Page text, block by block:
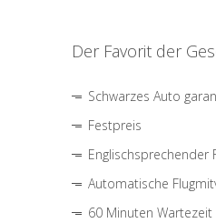
Der Favorit der
Schwarzes Auto
Festpreis
Englischsprechender
Automatische
60 Minuten